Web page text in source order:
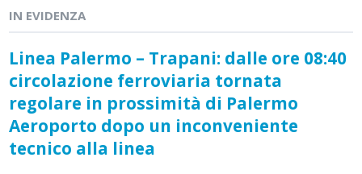
IN EVIDENZA
Linea Palermo – Trapani: dalle ore 08:40
circolazione ferroviaria tornata
regolare in prossimità di Palermo
Aeroporto dopo un inconveniente
tecnico alla linea